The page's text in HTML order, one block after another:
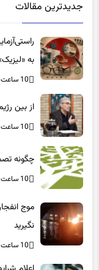
به
می‌کنند؟
10 ساعت پیش
10 ساعت پیش
10 ساعت پیش
نگیرید
10 ساعت پیش